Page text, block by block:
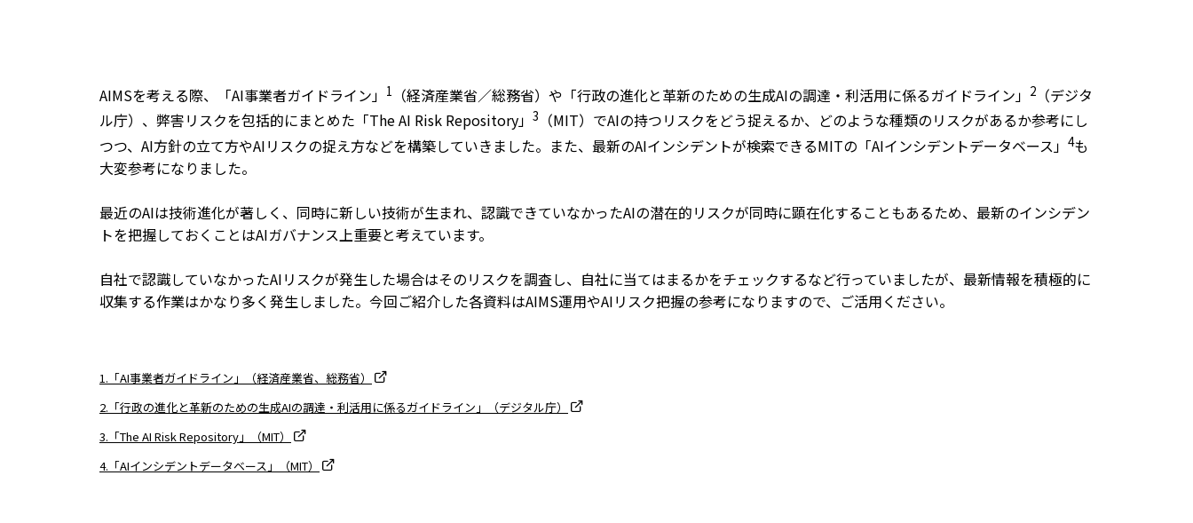
AIMSを考える際、「AI事業者ガイドライン」 1 （経済産業省／総務省）や「行政の進化と革新のための生成AIの調達・利活用に係るガイドライン」 2 （デジタ
ル庁）、弊害リスクを包括的にまとめた「The AI Risk Repository」 3
（MIT）でAIの持つリスクをどう捉えるか、どのような種類のリスクがあるか参考にし
つつ、AI方針の立て方やAIリスクの捉え方などを構築していきました。また、最新のAIインシデントが検索できるMITの「AIインシデントデータベース」 4も
大変参考になりました。
最近のAIは技術進化が著しく、同時に新しい技術が生まれ、認識できていなかったAIの潜在的リスクが同時に顕在化することもあるため、最新のインシデン
トを把握しておくことはAIガバナンス上重要と考えています。
自社で認識していなかったAIリスクが発生した場合はそのリスクを調査し、自社に当てはまるかをチェックするなど行っていましたが、最新情報を積極的に
収集する作業はかなり多く発生しました。今回ご紹介した各資料はAIMS運用やAIリスク把握の参考になりますので、ご活用ください。
1.「AI事業者ガイドライン」（経済産業省、総務省）
2.「行政の進化と革新のための生成AIの調達・利活用に係るガイドライン」（デジタル庁）
3.「The AI Risk Repository」（MIT）
4.「AIインシデントデータベース」（MIT）